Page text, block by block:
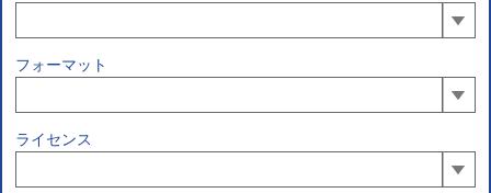
フォーマット
ライセンス